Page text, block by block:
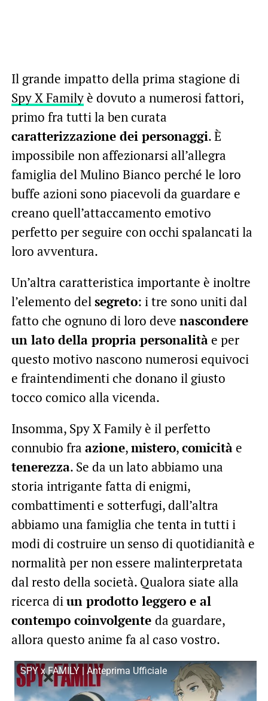
Il grande impatto della prima stagione di
Spy X Familyè dovuto a numerosi fattori,
primo fra tutti la ben curata
caratterizzazione dei personaggi. È
impossibile non affezionarsi all’allegra
famiglia del Mulino Bianco perché le loro
buffe azioni sono piacevoli da guardare e
creano quell’attaccamento emotivo
perfetto per seguire con occhi spalancati la
loro avventura.
Un’altra caratteristica importante è inoltre
l’elemento delsegreto: i tre sono uniti dal
fatto che ognuno di loro deve nascondere
un lato della propria personalitàe per
questo motivo nascono numerosi equivoci
e fraintendimenti che donano il giusto
tocco comico alla vicenda.
Insomma, Spy X Family è il perfetto
connubio fra azione,mistero,comicitàe
tenerezza. Se da un lato abbiamo una
storia intrigante fatta di enigmi,
combattimenti e sotterfugi, dall’altra
abbiamo una famiglia che tenta in tutti i
modi di costruire un senso di quotidianità e
normalità per non essere malinterpretata
dal resto della società. Qualora siate alla
ricerca diun prodotto leggero e al
contempo coinvolgente da guardare,
allora questo anime fa al caso vostro.
SPY x FAMILY | Anteprima Ufficiale